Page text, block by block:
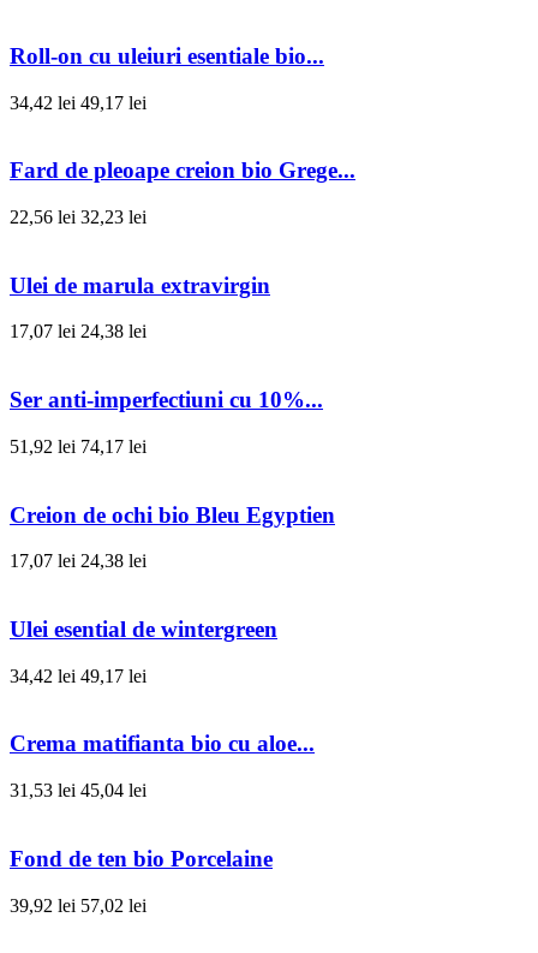
Roll-on cu uleiuri esentiale bio...
34,42 lei 49,17 lei
Fard de pleoape creion bio Grege...
22,56 lei 32,23 lei
Ulei de marula extravirgin
17,07 lei 24,38 lei
Ser anti-imperfectiuni cu 10%...
51,92 lei 74,17 lei
Creion de ochi bio Bleu Egyptien
17,07 lei 24,38 lei
Ulei esential de wintergreen
34,42 lei 49,17 lei
Crema matifianta bio cu aloe...
31,53 lei 45,04 lei
Fond de ten bio Porcelaine
39,92 lei 57,02 lei